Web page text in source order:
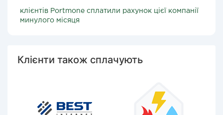
клієнтів Portmone сплатили рахунок цієї компанії
минулого місяця
Клієнти також сплачують